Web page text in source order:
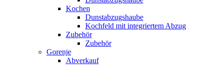
Kochen
Dunstabzugshaube
Kochfeld mit integriertem Abzug
Zubehör
Zubehör
Gorenje
Abverkauf